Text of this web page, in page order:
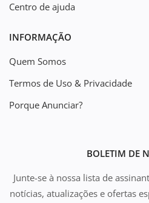
Centro de ajuda
INFORMAÇÃO
Quem Somos
Termos de Uso & Privacidade
Porque Anunciar?
BOLETIM DE
Junte-se à nossa lista de
notícias, atualizações e ofertas